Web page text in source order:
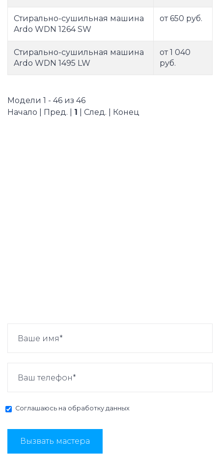
Стирально-сушильная машина
Ardo WDN 1264 SW
от 650 руб.
Стирально-сушильная машина
Ardo WDN 1495 LW
от 1 040
руб.
Модели 1 - 46 из 46
Начало | Пред. | 1 | След. | Конец
Соглашаюсь на обработку данных
Вызвать мастера